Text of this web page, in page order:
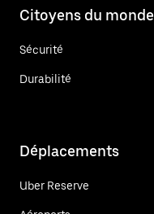
Citoyens du monde
Sécurité
Durabilité
Déplacements
Uber Reserve